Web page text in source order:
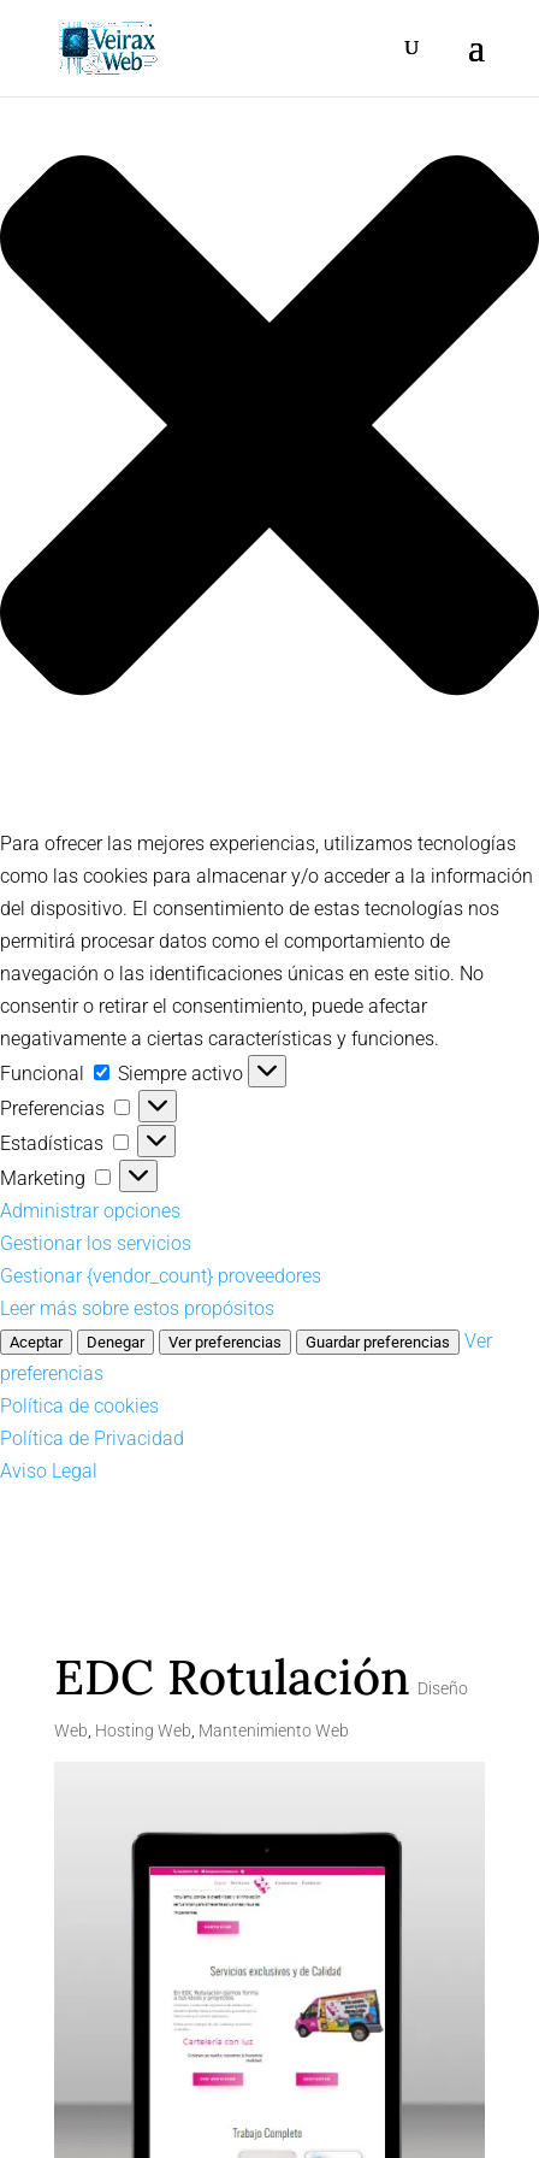
Gestionar consentimiento
Para ofrecer las mejores experiencias, utilizamos tecnologías
como las cookies para almacenar y/o acceder a la información
del dispositivo. El consentimiento de estas tecnologías nos
permitirá procesar datos como el comportamiento de
navegación o las identificaciones únicas en este sitio. No
consentir o retirar el consentimiento, puede afectar
negativamente a ciertas características y funciones.
Funcional
Funcional
Siempre activo
Preferencias
Preferencias
Estadísticas
Estadísticas
Marketing
Marketing
Administrar opciones
Gestionar los servicios
Gestionar {vendor_count} proveedores
Leer más sobre estos propósitos
Aceptar Denegar Ver preferencias Guardar preferencias
Ver
preferencias
Política de cookies
Política de Privacidad
Aviso Legal
EDC Rotulación Diseño
Web Hosting Web Mantenimiento Web